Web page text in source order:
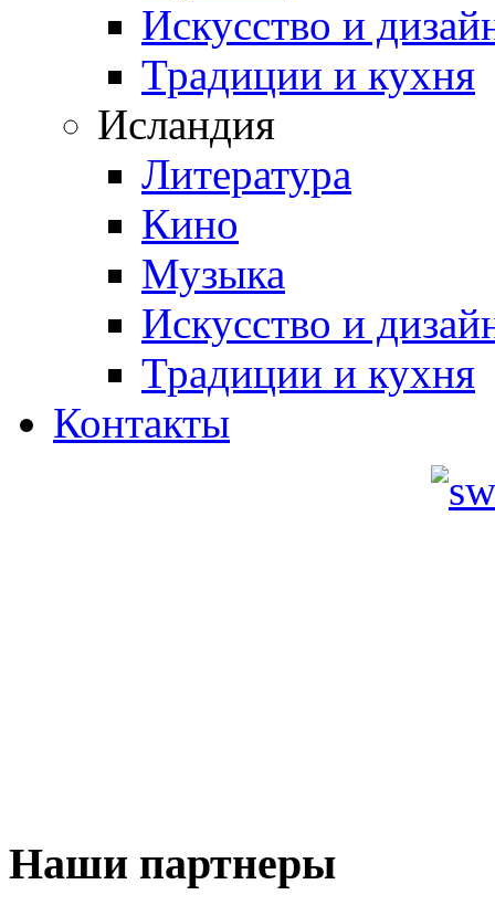
Искусство и
Традиции и кухня
Исландия
Литература
Кино
Музыка
Искусство и
Традиции и кухня
Контакты
Наши партнеры